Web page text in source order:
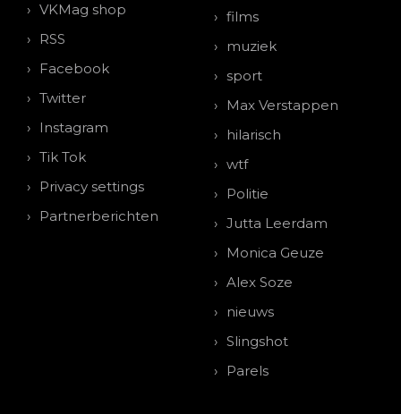
VKMag shop
RSS
Facebook
Twitter
Instagram
Tik Tok
Privacy settings
Partnerberichten
films
muziek
sport
Max Verstappen
hilarisch
wtf
Politie
Jutta Leerdam
Monica Geuze
Alex Soze
nieuws
Slingshot
Parels